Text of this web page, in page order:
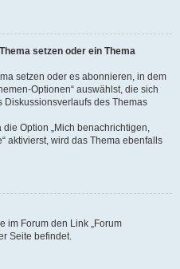
setzen oder ein Thema
setzen oder es abonnieren, in dem
Optionen“ auswählst, die sich
des Themas
Option „Mich benachrichtigen,
aktivierst, wird das Thema ebenfalls
im Forum den Link „Forum
Seite befindet.